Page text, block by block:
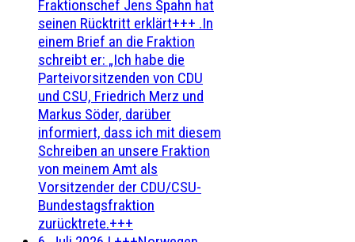
Fraktionschef Jens Spahn hat
seinen Rücktritt erklärt+++ .In
einem Brief an die Fraktion
schreibt er: „Ich habe die
Parteivorsitzenden von CDU
und CSU, Friedrich Merz und
Markus Söder, darüber
informiert, dass ich mit diesem
Schreiben an unsere Fraktion
von meinem Amt als
Vorsitzender der CDU/CSU-
Bundestagsfraktion
zurücktrete.+++